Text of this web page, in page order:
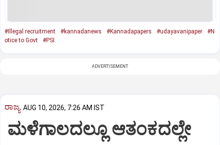
#Illegal recruitment #kannadanews #Kannadapapers #udayavanipaper
#N
otice to Govt
#PSI
ADVERTISEMENT
ರಾಜ್ಯ AUG 10, 2026, 7:26 AM IST
ಮಳೆಗಾಲದಲ್ಲೂ ಆತಂಕದಲ್ಲೇ